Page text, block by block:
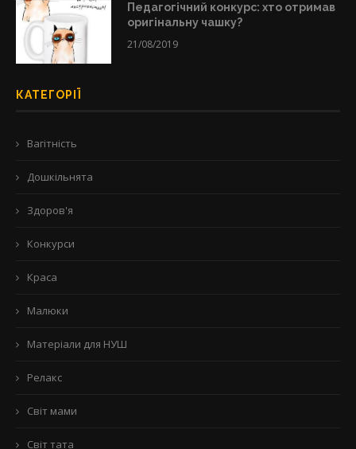
Педагогічний конкурс: хто отримав
оригінальну чашку?
21/08/2019
КАТЕГОРІЇ
Вагітність
Дошкільнята
Здоров'я
Конкурси
Краса
Малюки
Матеріали для НУШ
Релакс
Світ мами
Світ тата